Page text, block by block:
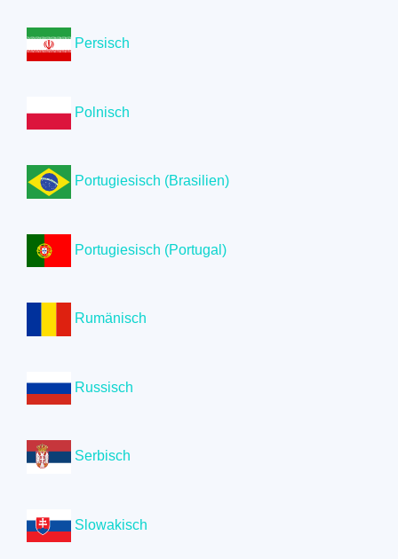
Persisch
Polnisch
Portugiesisch (Brasilien)
Portugiesisch (Portugal)
Rumänisch
Russisch
Serbisch
Slowakisch